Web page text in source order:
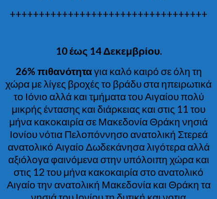
++++++++++++++++++++++++++++++++++
10 έως 14 Δεκεμβρίου.
26% πιθανότηταγια καλό καιρό σε όλη τη
χώρα με λίγες βροχές το βράδυ στα ηπειρωτικά
το Ιόνιο αλλά και τμήματα του Αιγαίου πολύ
μικρής έντασης και διάρκειας και στις 11 του
μήνα κακοκαιρία σε Μακεδονία Θράκη νησιά
Ιονίου νότια Πελοπόννησο ανατολική Στερεά
ανατολικό Αιγαίο Δωδεκάνησα λιγότερα αλλά
αξιόλογα φαινόμενα στην υπόλοιπη χώρα και
στις 12 του μήνα κακοκαιρία στο ανατολικό
Αιγαίο την ανατολική Μακεδονία και Θράκη τα